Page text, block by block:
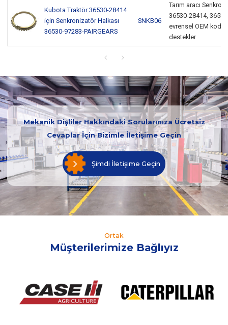
Kubota Traktör 36530-28414
için Senkronizatör Halkası
36530-97283-PAIRGEARS
SNKB06
Tarım aracı
36530-28414,
evrensel OEM
destekler
Mekanik Dişliler Hakkındaki Sorularınıza Ücretsiz
Cevaplar İçin Bizimle İletişime Geçin
Şimdi İletişime Geçin
Ortak
Müşterilerimize Bağlıyız